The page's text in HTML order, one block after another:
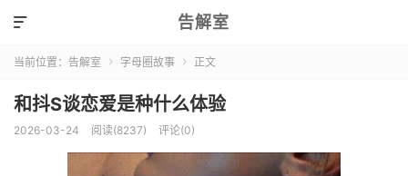
告解室

当前位置： 告解室  字母圈故事  正文
和抖S谈恋爱是种什么体验
2026-03-24 阅读(8237) 评论(0)